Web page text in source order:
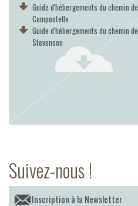
Guide d'hébergements du chemin de
Compostelle
Guide d'hébergements du chemin de
Stevenson
Suivez-nous !
Inscription à la Newsletter